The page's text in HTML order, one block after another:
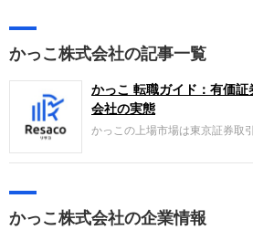
かっこ株式会社の記事一覧
かっこ 転職ガイド：有価証
会社の実態
かっこの上場市場は東京証券取
データサイエンス技術をもと
おける不正検知サービス等のＳ
に縮小傾向にあります。
かっこ株式会社の企業情報